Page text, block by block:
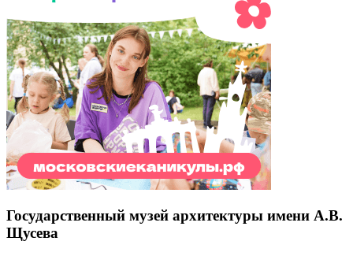
Государственный музей архитектуры имени А.В.
Щусева